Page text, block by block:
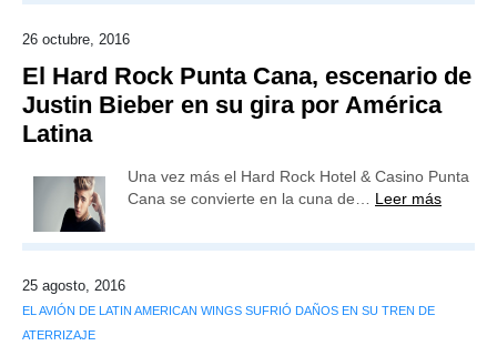
26 octubre, 2016
El Hard Rock Punta Cana, escenario de
Justin Bieber en su gira por América
Latina
Una vez más el Hard Rock Hotel & Casino Punta
Cana se convierte en la cuna de… Leer más
25 agosto, 2016
EL AVIÓN DE LATIN AMERICAN WINGS SUFRIÓ DAÑOS EN SU TREN DE
ATERRIZAJE